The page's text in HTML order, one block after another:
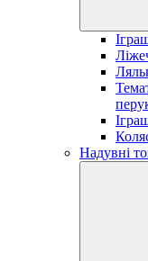
Надувні